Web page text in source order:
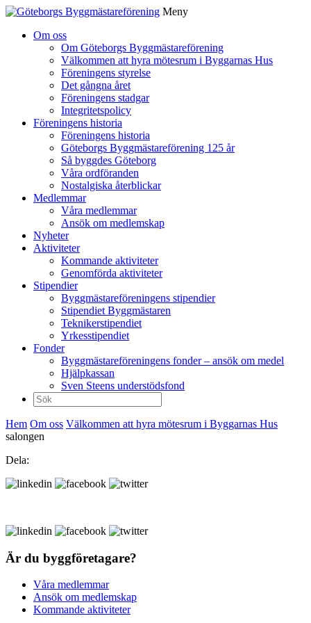
Meny
Om oss
Om Göteborgs Byggmästareförening
Välkommen att hyra mötesrum i Byggarnas Hus
Föreningens styrelse
Det gångna året
Föreningens stadgar
Integritetspolicy
Föreningens historia
Föreningens historia
Göteborgs Byggmästareförening 125 år
Så byggdes Göteborg
Våra ordföranden
Nostalgiska återblickar
Medlemmar
Våra medlemmar
Ansök om medlemskap
Nyheter
Aktiviteter
Kommande aktiviteter
Genomförda aktiviteter
Stipendier
Byggmästareföreningens stipendier
Stipendiet Byggmästaren
Teknikerstipendiet
Yrkesstipendiet
Fonder
Byggmästareföreningens fonder – ansök om medel
Hjälpkassan
Sven Steens understödsfond
Sök
efter:
Hem Om oss Välkommen att hyra mötesrum i Byggarnas Hus
salongen
Dela:
Är du byggföretagare?
Våra medlemmar
Ansök om medlemskap
Kommande aktiviteter